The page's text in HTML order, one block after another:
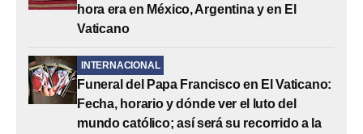
hora era en México, Argentina y en El
Vaticano
INTERNACIONAL
Funeral del Papa Francisco en El Vaticano:
Fecha, horario y dónde ver el luto del
mundo católico; así será su recorrido a la